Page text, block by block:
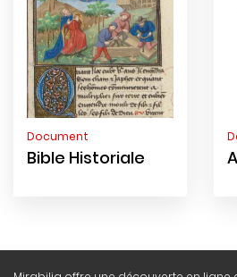
Document
Bible Historiale